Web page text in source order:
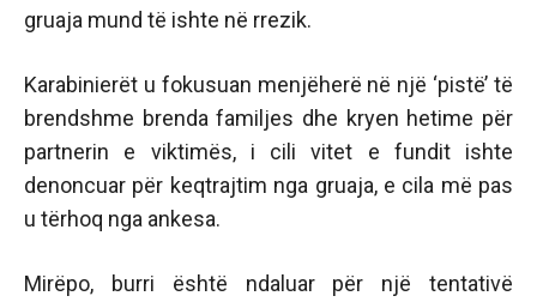
gruaja mund të ishte në rrezik.
Karabinierët u fokusuan menjëherë në një ‘pistë’ të
brendshme brenda familjes dhe kryen hetime për
partnerin e viktimës, i cili vitet e fundit ishte
denoncuar për keqtrajtim nga gruaja, e cila më pas
u tërhoq nga ankesa.
Mirëpo, burri është ndaluar për një tentativë